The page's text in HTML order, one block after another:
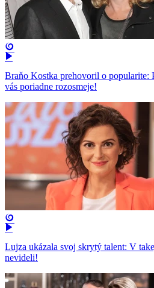
Braňo Kostka prehovoril o popularite:
vás poriadne rozosmeje!
Lujza ukázala svoj skrytý talent: V
nevideli!